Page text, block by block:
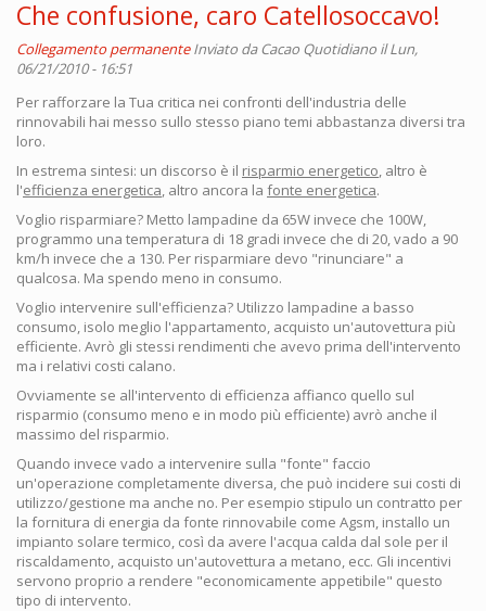
Che confusione, caro Catellosoccavo!
Collegamento permanente Inviato daCacao Quotidiano il Lun,
06/21/2010 - 16:51
Per rafforzare la Tua critica nei confronti dell'industria delle
rinnovabili hai messo sullo stesso piano temi abbastanza diversi tra
loro.
In estrema sintesi: un discorso è il risparmio energetico , altro è
l'efficienza energetica , altro ancora la fonte energetica.
Voglio risparmiare? Metto lampadine da 65W invece che 100W,
programmo una temperatura di 18 gradi invece che di 20, vado a 90
km/h invece che a 130. Per risparmiare devo "rinunciare" a
qualcosa. Ma spendo meno in consumo.
Voglio intervenire sull'efficienza? Utilizzo lampadine a basso
consumo, isolo meglio l'appartamento, acquisto un'autovettura più
efficiente. Avrò gli stessi rendimenti che avevo prima dell'intervento
ma i relativi costi calano.
Ovviamente se all'intervento di efficienza affianco quello sul
risparmio (consumo meno e in modo più efficiente) avrò anche il
massimo del risparmio.
Quando invece vado a intervenire sulla "fonte" faccio
un'operazione completamente diversa, che può incidere sui costi di
utilizzo/gestione ma anche no. Per esempio stipulo un contratto per
la fornitura di energia da fonte rinnovabile come Agsm, installo un
impianto solare termico, così da avere l'acqua calda dal sole per il
riscaldamento, acquisto un'autovettura a metano, ecc. Gli incentivi
servono proprio a rendere "economicamente appetibile" questo
tipo di intervento.